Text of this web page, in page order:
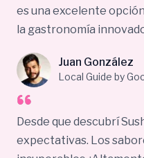
es una excelente
la gastronomía
Juan González
Local Guide by
Desde que descubrí
expectativas. Los